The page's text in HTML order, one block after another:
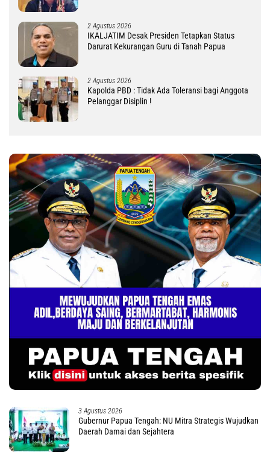
2 Agustus 2026
IKALJATIM Desak Presiden Tetapkan Status
Darurat Kekurangan Guru di Tanah Papua
2 Agustus 2026
Kapolda PBD : Tidak Ada Toleransi bagi Anggota
Pelanggar Disiplin !
3 Agustus 2026
Gubernur Papua Tengah: NU Mitra Strategis Wujudkan
Daerah Damai dan Sejahtera